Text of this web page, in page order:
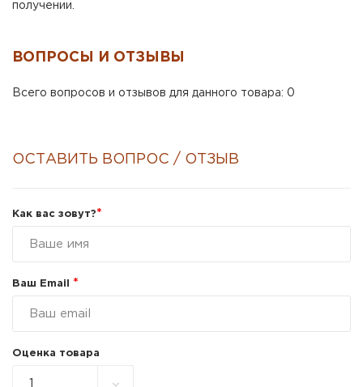
получении.
ВОПРОСЫ И ОТЗЫВЫ
Всего вопросов и отзывов для данного товара: 0
ОСТАВИТЬ ВОПРОС / ОТЗЫВ
Как вас зовут?*
Ваш Email *
Оценка товара